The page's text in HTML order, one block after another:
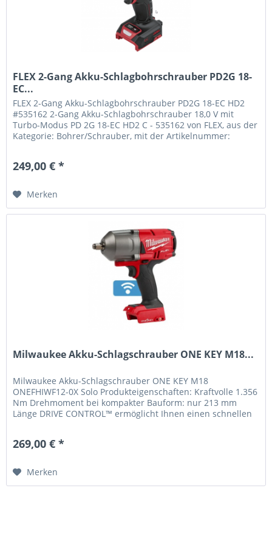
FLEX 2-Gang Akku-Schlagbohrschrauber PD2G 18-
EC...
FLEX 2-Gang Akku-Schlagbohrschrauber PD2G 18-EC HD2
#535162 2-Gang Akku-Schlagbohrschrauber 18,0 V mit
Turbo-Modus PD 2G 18-EC HD2 C - 535162 von FLEX, aus der
Kategorie: Bohrer/Schrauber, mit der Artikelnummer:
249,00 € *
Merken
Milwaukee Akku-Schlagschrauber ONE KEY M18...
Milwaukee Akku-Schlagschrauber ONE KEY M18
ONEFHIWF12-0X Solo Produkteigenschaften: Kraftvolle 1.356
Nm Drehmoment bei kompakter Bauform: nur 213 mm
Länge DRIVE CONTROL™ ermöglicht Ihnen einen schnellen
269,00 € *
Merken